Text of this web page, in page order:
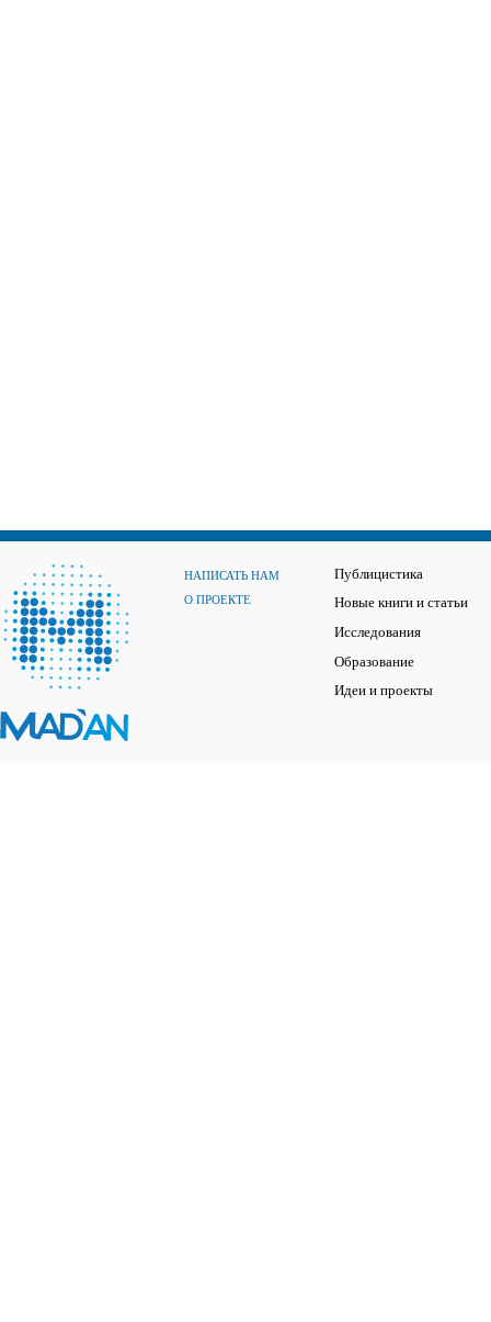
НАПИСАТЬ НАМ
О ПРОЕКТЕ
Публицистика
Новые книги и статьи
Исследования
Образование
Идеи и проекты